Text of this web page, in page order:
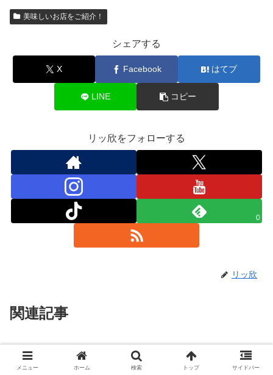
美味しいお店をご紹介！
シェアする
X Facebook はてブ
LINE コピー
リッ欣をフォローする
0
リッ欣
関連記事
【自家製麺・瀬戸うどん】打ちた
て茹でたての讃岐うどん「瀬戸内
メニュー ホーム 検索 トップ サイドバー